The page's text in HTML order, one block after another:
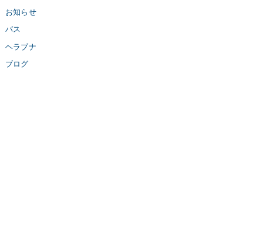
お知らせ
バス
ヘラブナ
ブログ